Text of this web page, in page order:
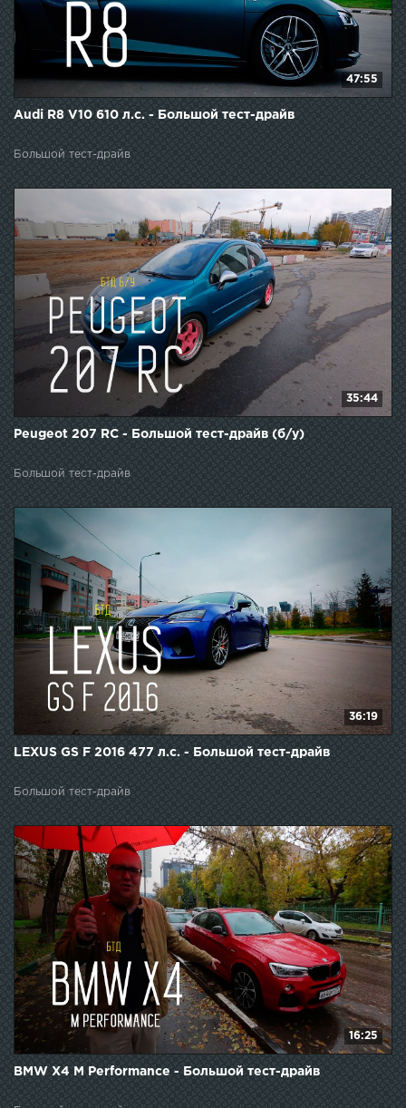
47:55
Audi R8 V10 610 л.с. - Большой тест-драйв
Большой тест-драйв
35:44
Peugeot 207 RC - Большой тест-драйв (б/у)
Большой тест-драйв
36:19
LEXUS GS F 2016 477 л.с. - Большой тест-драйв
Большой тест-драйв
16:25
BMW X4 M Performance - Большой тест-драйв